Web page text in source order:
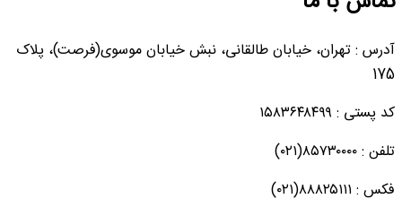
آدرس : تهران، خیابان طالقانی، نبش خیابان موسوی(فرصت)، پلاک
175
کد پستی : ۱۵۸۳۶۴۸۴۹۹
تلفن : ۸۵۷۳۰۰۰۰(۰۲۱)
فکس : ۸۸۸۲۵۱۱۱(۰۲۱)